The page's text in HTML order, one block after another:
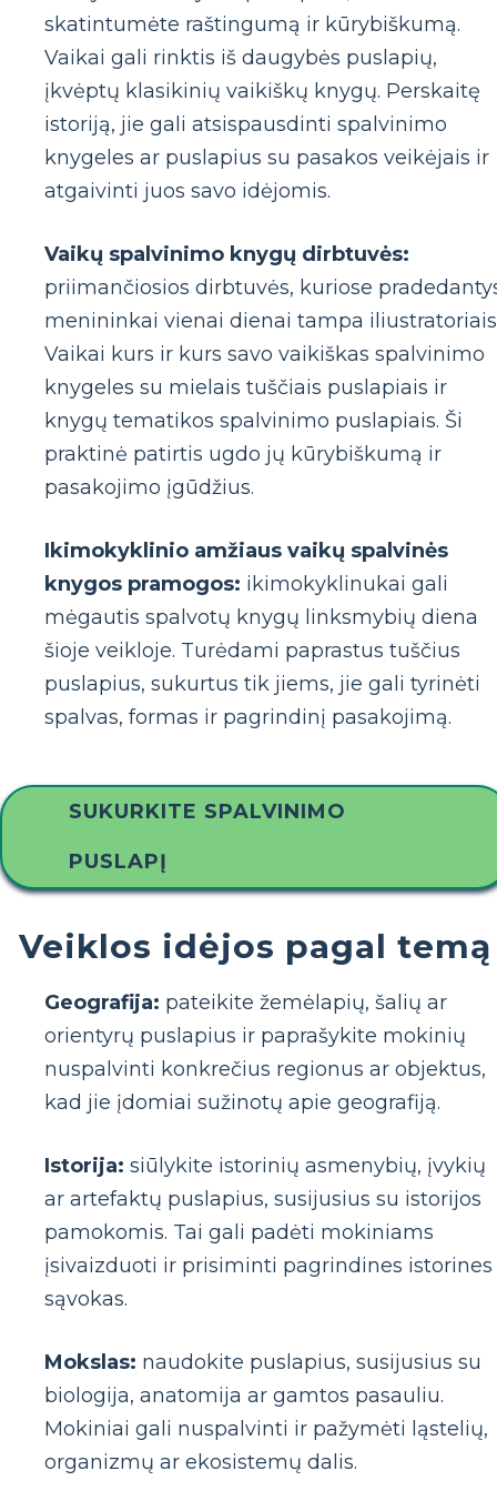
skatintumėte raštingumą ir kūrybiškumą.
Vaikai gali rinktis iš daugybės puslapių,
įkvėptų klasikinių vaikiškų knygų. Perskaitę
istoriją, jie gali atsispausdinti spalvinimo
knygeles ar puslapius su pasakos veikėjais ir
atgaivinti juos savo idėjomis.
Vaikų spalvinimo knygų dirbtuvės:
priimančiosios dirbtuvės, kuriose
menininkai vienai dienai tampa
Vaikai kurs ir kurs savo vaikiškas spalvinimo
knygeles su mielais tuščiais puslapiais ir
knygų tematikos spalvinimo puslapiais. Ši
praktinė patirtis ugdo jų kūrybiškumą ir
pasakojimo įgūdžius.
Ikimokyklinio amžiaus vaikų spalvinės
knygos pramogos: ikimokyklinukai gali
mėgautis spalvotų knygų linksmybių diena
šioje veikloje. Turėdami paprastus tuščius
puslapius, sukurtus tik jiems, jie gali tyrinėti
spalvas, formas ir pagrindinį pasakojimą.
SUKURKITE SPALVINIMO
PUSLAPĮ
Veiklos idėjos pagal temą
Geografija: pateikite žemėlapių, šalių ar
orientyrų puslapius ir paprašykite mokinių
nuspalvinti konkrečius regionus ar objektus,
kad jie įdomiai sužinotų apie geografiją.
Istorija: siūlykite istorinių asmenybių, įvykių
ar artefaktų puslapius, susijusius su istorijos
pamokomis. Tai gali padėti mokiniams
įsivaizduoti ir prisiminti pagrindines istorines
sąvokas.
Mokslas: naudokite puslapius, susijusius su
biologija, anatomija ar gamtos pasauliu.
Mokiniai gali nuspalvinti ir pažymėti ląstelių,
organizmų ar ekosistemų dalis.